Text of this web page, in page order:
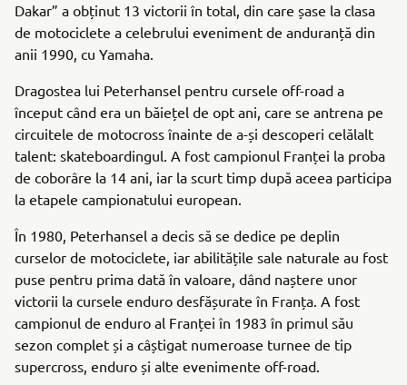
Dakar” a obținut 13 victorii în total, din care șase la clasa
de motociclete a celebrului eveniment de anduranță din
anii 1990, cu Yamaha.
Dragostea lui Peterhansel pentru cursele off-road a
început când era un băiețel de opt ani, care se antrena pe
circuitele de motocross înainte de a-și descoperi celălalt
talent: skateboardingul. A fost campionul Franței la proba
de coborâre la 14 ani, iar la scurt timp după aceea participa
la etapele campionatului european.
În 1980, Peterhansel a decis să se dedice pe deplin
curselor de motociclete, iar abilitățile sale naturale au fost
puse pentru prima dată în valoare, dând naștere unor
victorii la cursele enduro desfășurate în Franța. A fost
campionul de enduro al Franței în 1983 în primul său
sezon complet și a câștigat numeroase turnee de tip
supercross, enduro și alte evenimente off-road.